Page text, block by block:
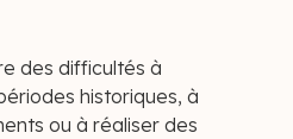
des difficultés à
historiques, à
ou à réaliser des